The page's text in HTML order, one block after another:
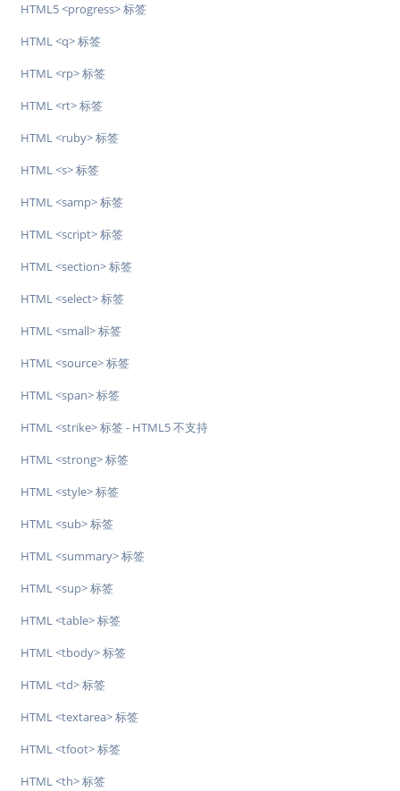
HTML5 <progress> 标签
HTML <q> 标签
HTML <rp> 标签
HTML <rt> 标签
HTML <ruby> 标签
HTML <s> 标签
HTML <samp> 标签
HTML <script> 标签
HTML <section> 标签
HTML <select> 标签
HTML <small> 标签
HTML <source> 标签
HTML <span> 标签
HTML <strike> 标签 - HTML5 不支持
HTML <strong> 标签
HTML <style> 标签
HTML <sub> 标签
HTML <summary> 标签
HTML <sup> 标签
HTML <table> 标签
HTML <tbody> 标签
HTML <td> 标签
HTML <textarea> 标签
HTML <tfoot> 标签
HTML <th> 标签